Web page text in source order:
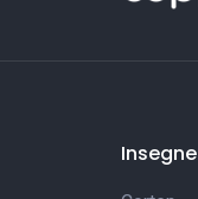
Insegne